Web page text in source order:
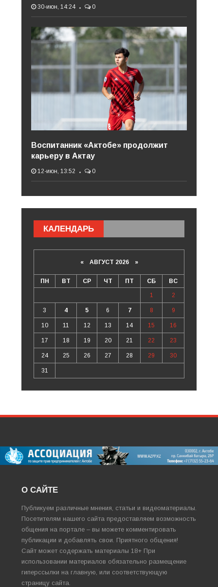
30-июн, 14:24 0
Воспитанник «Актобе» продолжит
карьеру в Актау
12-июн, 13:52 0
КАЛЕНДАРЬ
«АВГУСТ 2026 »
ПН ВТ СР ЧТ ПТ СБ ВС
1 2
3 4 5 6 7 8 9
10 11 12 13 14 15 16
17 18 19 20 21 22 23
24 25 26 27 28 29 30
31
О САЙТЕ
Публикуем различные мнения, статьи и видеоматериалы.
Посетителям нашего сайта предоставляем возможность
общения на портале – вы можете комментировать
публикации и добавлять свои. Приятного общения!
Сайт может содержать материалы 18+ При
использовании материалов обязательно размещение
гиперссылки на главную, или соответствующую
страницу сайта.